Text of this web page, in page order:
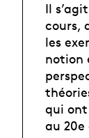
Il
cours,
les
notion
qui
au 20e